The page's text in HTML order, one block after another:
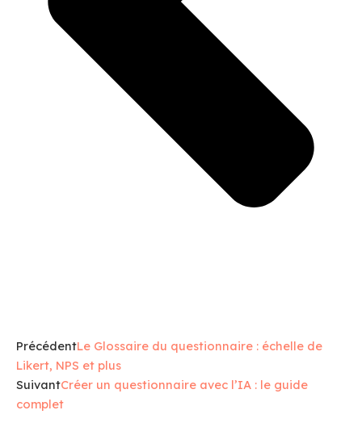
PrécédentLe Glossaire du questionnaire : échelle de
Likert, NPS et plus
SuivantCréer un questionnaire avec l’IA : le guide
complet